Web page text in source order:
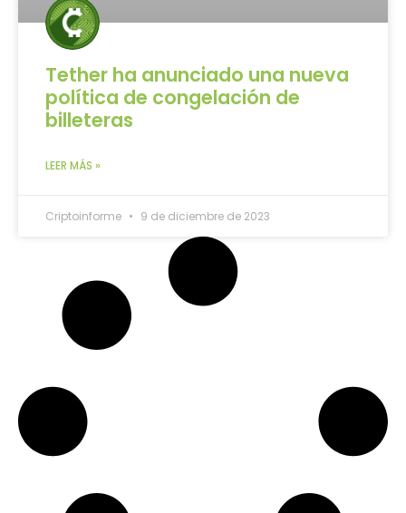
Tether ha anunciado una nueva
política de congelación de
billeteras
LEER MÁS »
Criptoinforme 9 de diciembre de 2023